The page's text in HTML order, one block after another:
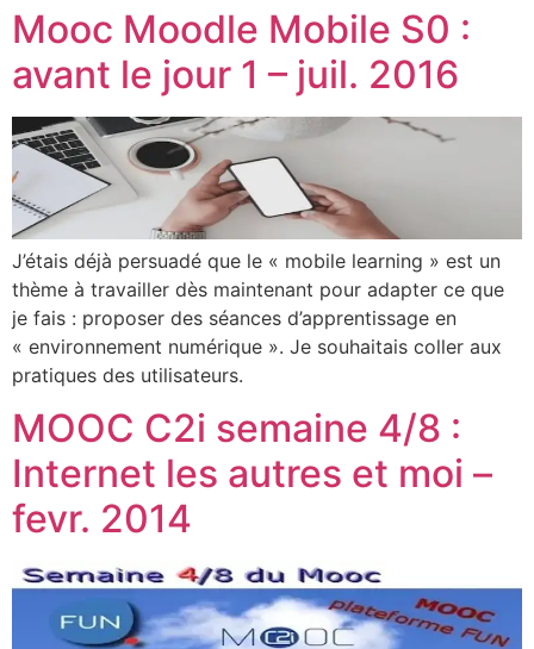
Mooc Moodle Mobile S0 :
avant le jour 1 – juil. 2016
J’étais déjà persuadé que le « mobile learning » est un
thème à travailler dès maintenant pour adapter ce que
je fais : proposer des séances d’apprentissage en
« environnement numérique ». Je souhaitais coller aux
pratiques des utilisateurs.
MOOC C2i semaine 4/8 :
Internet les autres et moi –
fevr. 2014